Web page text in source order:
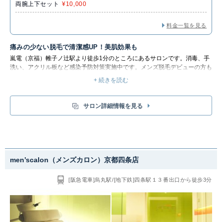
両腕上下セット ¥10,000
料金一覧を見る
痛みの少ない脱毛で清潔感UP！美肌効果も
嵐電（京福）帷子ノ辻駅より徒歩1分のところにあるサロンです。 消毒、手
洗い、アクリル板など感染予防対策実施中です。メンズ脱毛デビューの方も
脱毛は痛みが少ない×美肌効果◎都度払いOKで便利！自分のペースで行きた
い時に気軽に通えるのが人気です。面倒な自己処理から卒業しませんか?脱
毛しながらお肌のコンディションを整える！痛みの少ない脱毛で初心者の方
+ 続きを読む
サロン詳細情報を見る
men’scalon（メンズカロン）京都四条店
[阪急電車]烏丸駅/[地下鉄]四条駅１３番出口から徒歩3分